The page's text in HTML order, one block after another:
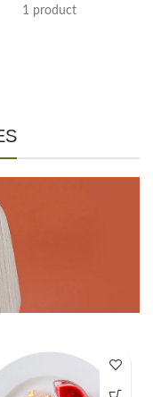
1 product